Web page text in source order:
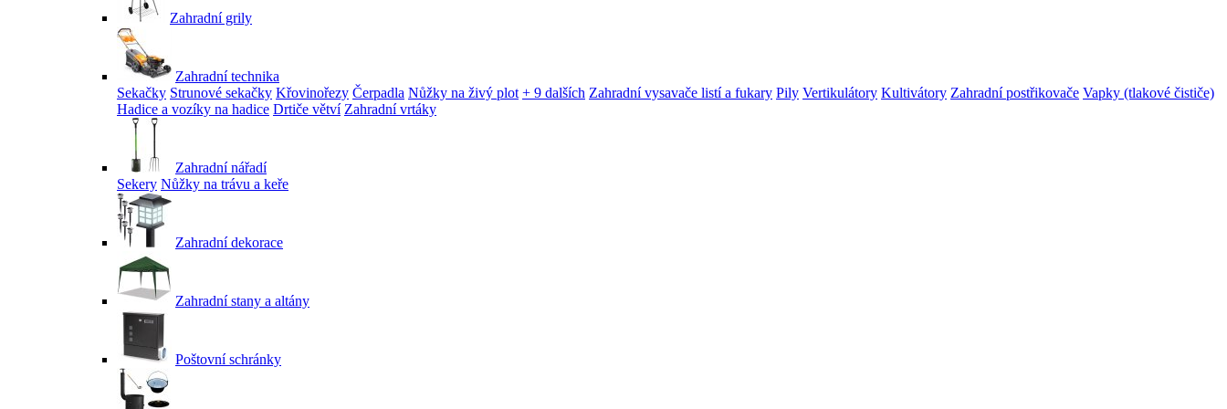
Zahradní grily
Zahradní technika
Sekačky Strunové sekačky Křovinořezy Čerpadla Nůžky na živý plot + 9 dalších Zahradní vysavače listí a fukary Pily Vertikulátory Kultivátory Zahradní postřikovače Vapky (tlakové čističe)
Hadice a vozíky na hadice Drtiče větví Zahradní vrtáky
Zahradní nářadí
Sekery Nůžky na trávu a keře
Zahradní dekorace
Zahradní stany a altány
Poštovní schránky